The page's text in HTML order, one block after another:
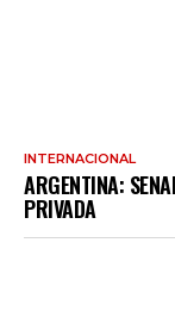
INTERNACIONAL
ARGENTINA:
PRIVADA